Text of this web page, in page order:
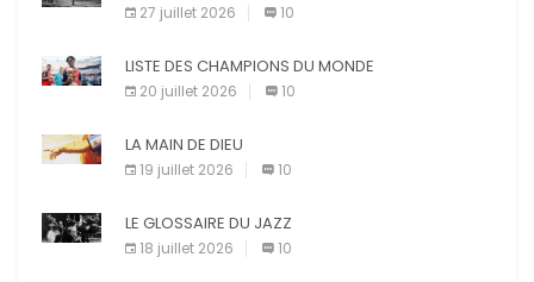
27 juillet 2026 10
LISTE DES CHAMPIONS DU MONDE
20 juillet 2026 10
LA MAIN DE DIEU
19 juillet 2026 10
LE GLOSSAIRE DU JAZZ
18 juillet 2026 10